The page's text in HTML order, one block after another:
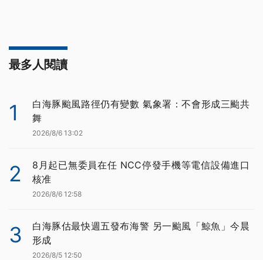
最多人閱讀
1
白海豚颱風路徑仍有變數 氣象署：不會形成三颱共
舞
2026/8/6 13:02
2
8月起已無委員在任 NCC停發手機等電信設備進口
核准
2026/8/6 12:58
3
白海豚估最快週五發布海警 另一颱風「鯨魚」今晨
形成
2026/8/5 12:50